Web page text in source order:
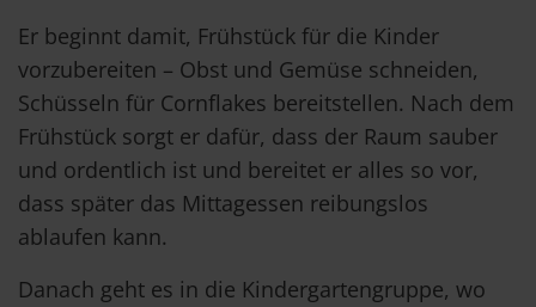
Er beginnt damit, Frühstück für die Kinder
vorzubereiten – Obst und Gemüse schneiden,
Schüsseln für Cornflakes bereitstellen. Nach dem
Frühstück sorgt er dafür, dass der Raum sauber
und ordentlich ist und bereitet er alles so vor,
dass später das Mittagessen reibungslos
ablaufen kann.
Danach geht es in die Kindergartengruppe, wo